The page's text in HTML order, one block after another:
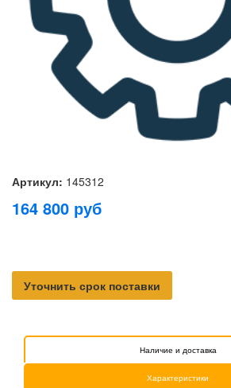
Артикул: 145312
164 800 руб
Уточнить срок поставки
Наличие и доставка
Характеристики